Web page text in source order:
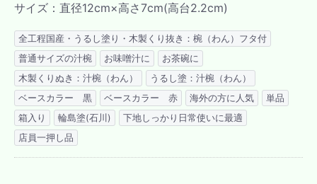
サイズ：直径12cm×高さ7cm(高台2.2cm)
全工程国産・うるし塗り・木製くり抜き：椀（わん）フタ付
普通サイズの汁椀
お味噌汁に
お茶碗に
木製くりぬき：汁椀（わん）
うるし塗：汁椀（わん）
ベースカラー 黒
ベースカラー 赤 海外の方に人気
単品
箱入り
輪島塗(石川)
下地しっかり日常使いに最適
店員一押し品